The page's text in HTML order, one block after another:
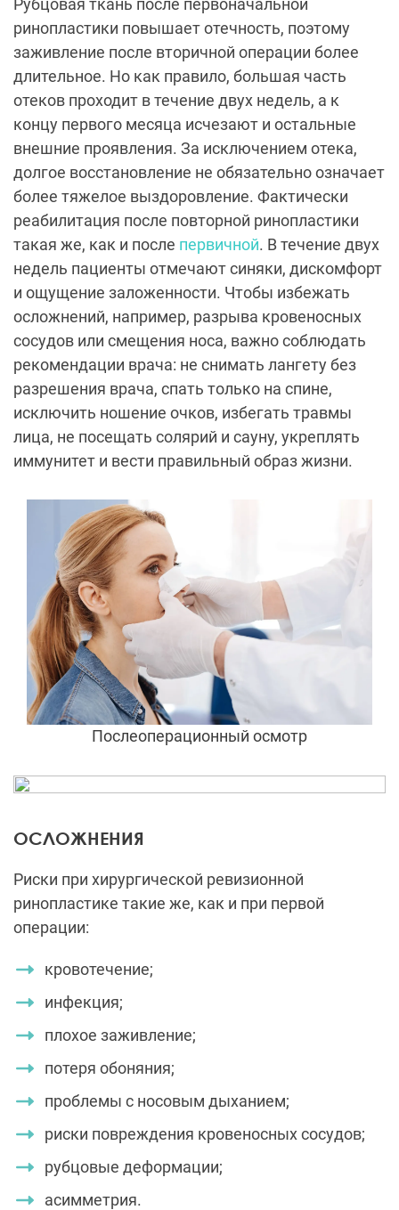
Рубцовая ткань после первоначальной
ринопластики повышает отечность, поэтому
заживление после вторичной операции более
длительное. Но как правило, большая часть
отеков проходит в течение двух недель, а к
концу первого месяца исчезают и остальные
внешние проявления. За исключением отека,
долгое восстановление не обязательно означает
более тяжелое выздоровление. Фактически
реабилитация после повторной ринопластики
такая же, как и после первичной. В течение двух
недель пациенты отмечают синяки, дискомфорт
и ощущение заложенности. Чтобы избежать
осложнений, например, разрыва кровеносных
сосудов или смещения носа, важно соблюдать
рекомендации врача: не снимать лангету без
разрешения врача, спать только на спине,
исключить ношение очков, избегать травмы
лица, не посещать солярий и сауну, укреплять
иммунитет и вести правильный образ жизни.
Послеоперационный осмотр
ОСЛОЖНЕНИЯ
Риски при хирургической ревизионной
ринопластике такие же, как и при первой
операции:
кровотечение;
инфекция;
плохое заживление;
потеря обоняния;
проблемы с носовым дыханием;
риски повреждения кровеносных сосудов;
рубцовые деформации;
асимметрия.